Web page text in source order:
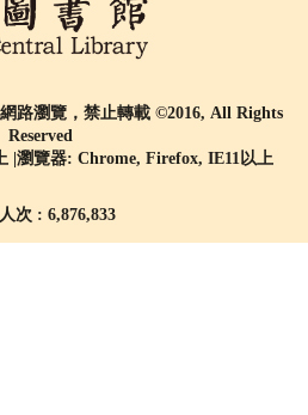
路瀏覽，禁止轉載 ©2016, All Rights
Reserved
|瀏覽器: Chrome, Firefox, IE11以上
次 : 6,876,833